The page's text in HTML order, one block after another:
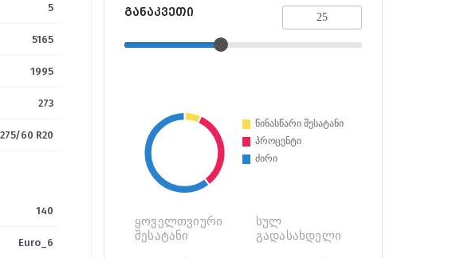
5
5165
1995
273
275/60 ​​R20
140
Euro_6
განაკვეთი
ყოველთვიური
შესატანი
სულ
გადასახდელი